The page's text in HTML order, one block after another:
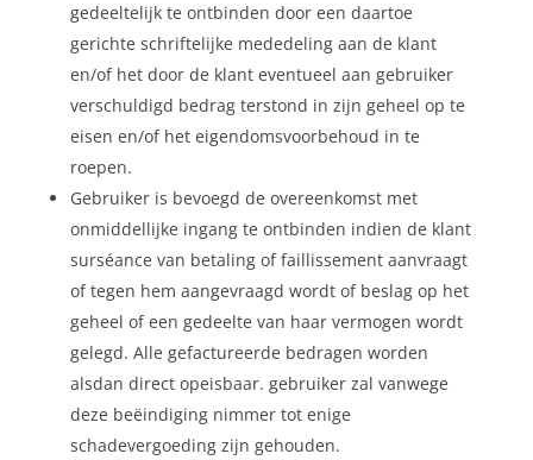
gedeeltelijk te ontbinden door een daartoe
gerichte schriftelijke mededeling aan de klant
en/of het door de klant eventueel aan gebruiker
verschuldigd bedrag terstond in zijn geheel op te
eisen en/of het eigendomsvoorbehoud in te
roepen.
Gebruiker is bevoegd de overeenkomst met
onmiddellijke ingang te ontbinden indien de klant
surséance van betaling of faillissement aanvraagt
of tegen hem aangevraagd wordt of beslag op het
geheel of een gedeelte van haar vermogen wordt
gelegd. Alle gefactureerde bedragen worden
alsdan direct opeisbaar. gebruiker zal vanwege
deze beëindiging nimmer tot enige
schadevergoeding zijn gehouden.